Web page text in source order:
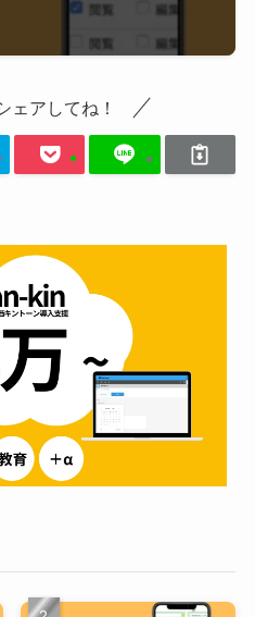
ェアしてね！